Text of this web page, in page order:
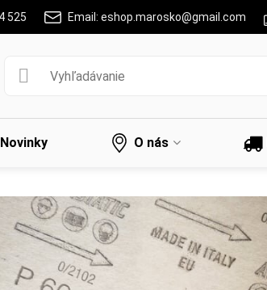
525 Email: eshop.marosko@gmail.com
Novinky O nás